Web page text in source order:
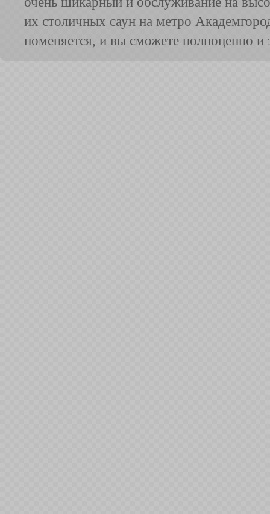
их столичных саун на метро
поменяется, и вы сможете полноценно и